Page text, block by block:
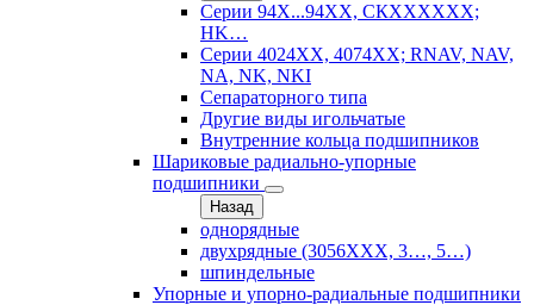
Серии 94Х...94ХХ, СКХХХХХХ;
HK…
Серии 4024ХХ, 4074ХХ; RNAV, NAV,
NA, NK, NKI
Сепараторного типа
Другие виды игольчатые
Внутренние кольца подшипников
Шариковые радиально-упорные
подшипники
Назад
однорядные
двухрядные (3056ХХХ, 3…, 5…)
шпиндельные
Упорные и упорно-радиальные подшипники